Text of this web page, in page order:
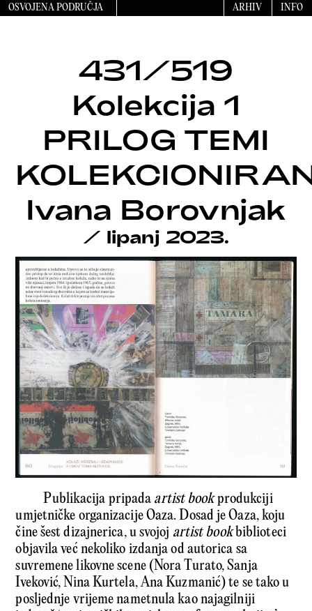
OSVOJENA PODRUČJA ARHIV INFO
431/519
Kolekcija 1
PRILOG TEMI
Ivana Borovnjak
/ lipanj 2023.
Publikacija pripada artist bookprodukciji
umjetničke organizacije Oaza. Dosad je Oaza, koju
čine šest dizajnerica, u svojoj artist bookbiblioteci
objavila već nekoliko izdanja od autorica sa
suvremene likovne scene (Nora Turato, Sanja
Iveković, Nina Kurtela, Ana Kuzmanić) te se tako u
posljednje vrijeme nametnula kao najagilniji